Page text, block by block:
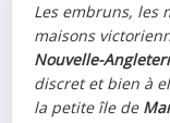
Les embruns, les
maisons
Nouvelle-
discret et bien à
la petite île de